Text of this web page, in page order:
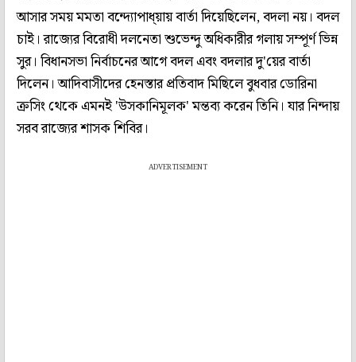
আসার সময় মমতা বন্দ্যোপাধ্য়ায় বার্তা দিয়েছিলেন, বদলা নয়। বদল
চাই। রাজ্যের বিরোধী দলনেতা শুভেন্দু অধিকারীর গলায় সম্পূর্ণ ভিন্ন
সুর। বিধানসভা নির্বাচনের আগে বদল এবং বদলার দু'য়ের বার্তা
দিলেন। আদিবাসীদের হেনস্তার প্রতিবাদ মিছিলে বুধবার ডোরিনা
ক্রসিং থেকে এমনই 'উসকানিমূলক' মন্তব্য করেন তিনি। যার নিন্দায়
সরব রাজ্যের শাসক শিবির।
ADVERTISEMENT